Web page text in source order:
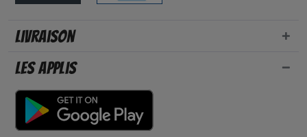
Livraison
Les applis